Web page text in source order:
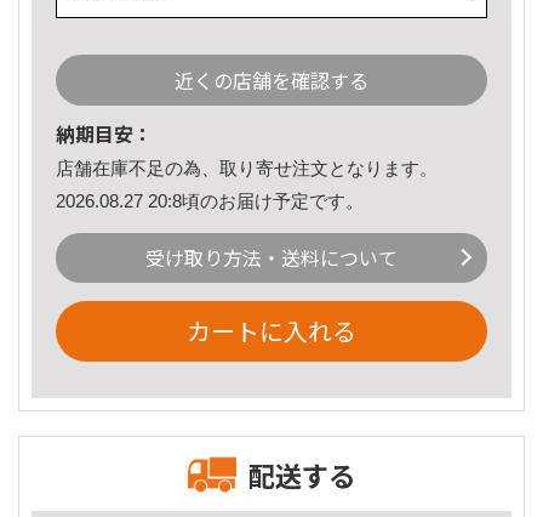
近くの店舗を確認する
納期目安：
店舗在庫不足の為、取り寄せ注文となります。
2026.08.27 20:8頃のお届け予定です。
受け取り方法・送料について
カートに入れる
配送する